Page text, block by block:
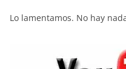
Lo lamentamos. No hay